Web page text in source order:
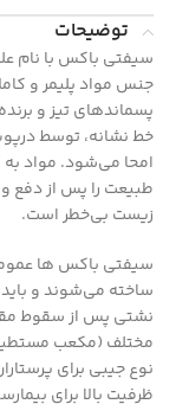
توضیحات
جنس مواد پلیمر و
پسماندهای تیز و
خط نشانه، توسط
امحا می‌شود. مواد
طبیعت را پس از دفع
زیست بی‌خطر است.
سیفتی باکس ها عموما
ساخته می‌شوند و باید
نشتی پس از سقوط
مختلف (مکعب
نوع جیبی برای
ظرفیت بالا برای